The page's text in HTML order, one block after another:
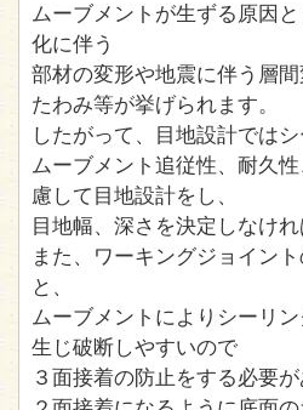
ムーブメントが生ずる原因
化に伴う
部材の変形や地震に伴う層
たわみ等が挙げられます。
したがって、目地設計ではシ
ムーブメント追従性、耐久
慮して目地設計をし、
目地幅、深さを決定しなけれ
また、ワーキングジョイン
と、
ムーブメントによりシーリ
生じ破断しやすいので
３面接着の防止をする必要が